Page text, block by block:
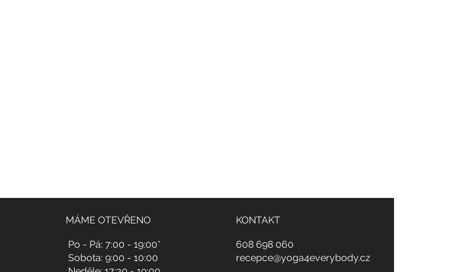
MÁME OTEVŘENO
Po - Pá: 7:00 - 19:00*
Sobota: 9:00 - 10:00
KONTAKT
608 698 060
recepce@yoga4everybody.cz